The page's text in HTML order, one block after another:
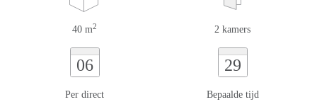
40 m2 2 kamers
06
Per direct
29
Bepaalde tijd